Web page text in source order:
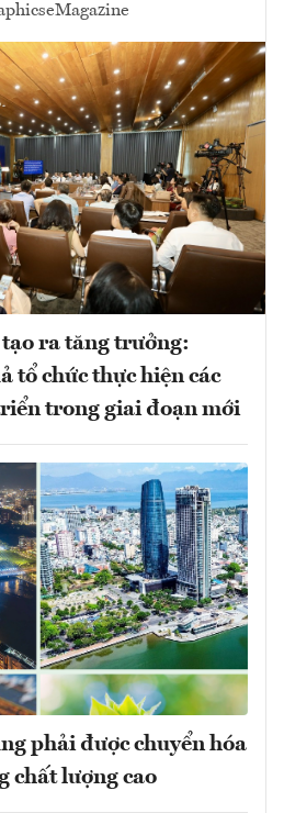
eMagazine
ra tăng trưởng:
tổ chức thực hiện các
trong giai đoạn mới
phải được chuyển hóa
chất lượng cao